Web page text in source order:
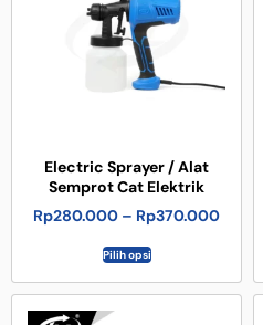
Electric Sprayer / Alat
Semprot Cat Elektrik
Rp280.000 – Rp370.000
Pilih opsi